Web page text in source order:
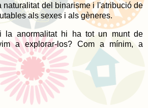
naturalitat del binarisme i l'atribució de
als sexes i als gèneres.
la anormalitat hi ha tot un munt de
a explorar-los? Com a mínim, a